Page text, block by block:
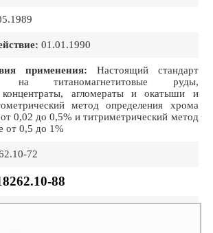
01.01.1990
применения: Настоящий стандарт
на титаномагнетитовые руды,
концентраты, агломераты и окатыши и
метод определения хрома
0,02 до 0,5% и титриметрический метод
от 0,5 до 1%
72
88